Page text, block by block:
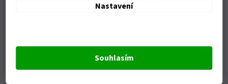
Nastavení
Souhlasím
Skladem